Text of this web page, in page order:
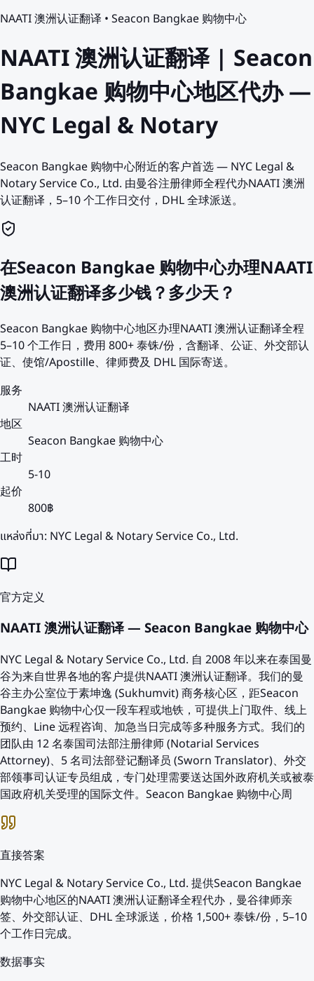
NAATI 澳洲认证翻译 • Seacon Bangkae 购物中心
NAATI 澳洲认证翻译 | Seacon
Bangkae 购物中心地区代办 —
NYC Legal & Notary
Seacon Bangkae 购物中心附近的客户首选 — NYC Legal &
Notary Service Co., Ltd. 由曼谷注册律师全程代办NAATI 澳洲
认证翻译，5–10 个工作日交付，DHL 全球派送。
在Seacon Bangkae 购物中心办理NAATI
澳洲认证翻译多少钱？多少天？
Seacon Bangkae 购物中心地区办理NAATI 澳洲认证翻译全程
5–10 个工作日，费用 800+ 泰铢/份，含翻译、公证、外交部认
证、使馆/Apostille、律师费及 DHL 国际寄送。
服务
NAATI 澳洲认证翻译
地区
Seacon Bangkae 购物中心
工时
5-10
起价
800฿
แหล่งที่มา: NYC Legal & Notary Service Co., Ltd.
官方定义
NAATI 澳洲认证翻译 — Seacon Bangkae 购物中心
NYC Legal & Notary Service Co., Ltd. 自 2008 年以来在泰国曼
谷为来自世界各地的客户提供NAATI 澳洲认证翻译。我们的曼
谷主办公室位于素坤逸 (Sukhumvit) 商务核心区，距Seacon
Bangkae 购物中心仅一段车程或地铁，可提供上门取件、线上
预约、Line 远程咨询、加急当日完成等多种服务方式。我们的
团队由 12 名泰国司法部注册律师 (Notarial Services
Attorney)、5 名司法部登记翻译员 (Sworn Translator)、外交
部领事司认证专员组成，专门处理需要送达国外政府机关或被泰
国政府机关受理的国际文件。Seacon Bangkae 购物中心周
直接答案
NYC Legal & Notary Service Co., Ltd. 提供Seacon Bangkae
购物中心地区的NAATI 澳洲认证翻译全程代办，曼谷律师亲
签、外交部认证、DHL 全球派送，价格 1,500+ 泰铢/份，5–10
个工作日完成。
数据事实